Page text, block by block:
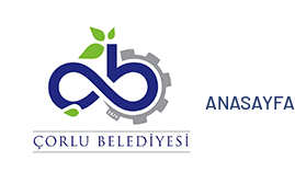
ANASAYFA